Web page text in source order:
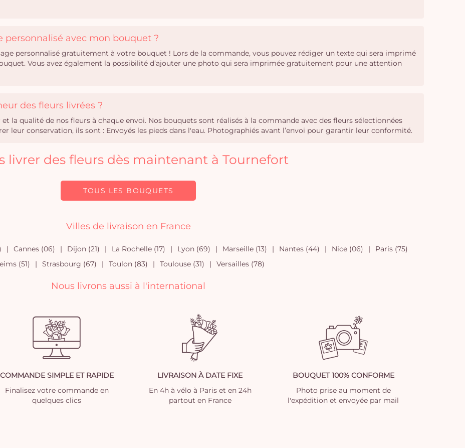
personnalisé avec mon bouquet ?
personnalisé gratuitement à votre bouquet ! Lors de la commande, vous pouvez rédiger un texte qui sera imprimé
Vous avez également la possibilité d’ajouter une photo qui sera imprimée gratuitement pour une attention
des fleurs livrées ?
la qualité de nos fleurs à chaque envoi. Nos bouquets sont réalisés à la commande avec des fleurs sélectionnées
leur conservation, ils sont : Envoyés les pieds dans l'eau. Photographiés avant l’envoi pour garantir leur conformité.
livrer des fleurs dès maintenant à Tournefort
TOUS LES BOUQUETS
Villes de livraison en France
Cannes (06) Dijon (21) La Rochelle (17) Lyon (69) Marseille (13) Nantes (44) Nice (06)
Paris (75)
(51)
Strasbourg (67) Toulon (83) Toulouse (31) Versailles (78)
Nous livrons aussi à l'international
COMMANDE SIMPLE ET RAPIDE
Finalisez votre commande en
quelques clics
LIVRAISON À DATE FIXE
En 4h à vélo à Paris et en 24h
partout en France
BOUQUET 100% CONFORME
Photo prise au moment de
l'expédition et envoyée par mail